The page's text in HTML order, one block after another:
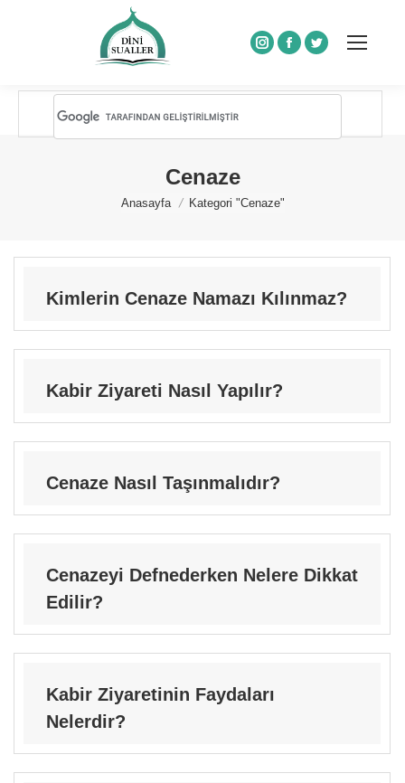
Instagram
Facebook
Twitter
Cenaze
You are here:
Anasayfa Kategori "Cenaze"
Kimlerin Cenaze Namazı Kılınmaz?
Kabir Ziyareti Nasıl Yapılır?
Cenaze Nasıl Taşınmalıdır?
Cenazeyi Defnederken Nelere Dikkat
Edilir?
Kabir Ziyaretinin Faydaları
Nelerdir?